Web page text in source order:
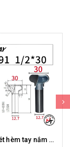
Mũi khoét hèm tay nắm Tideway LC43391